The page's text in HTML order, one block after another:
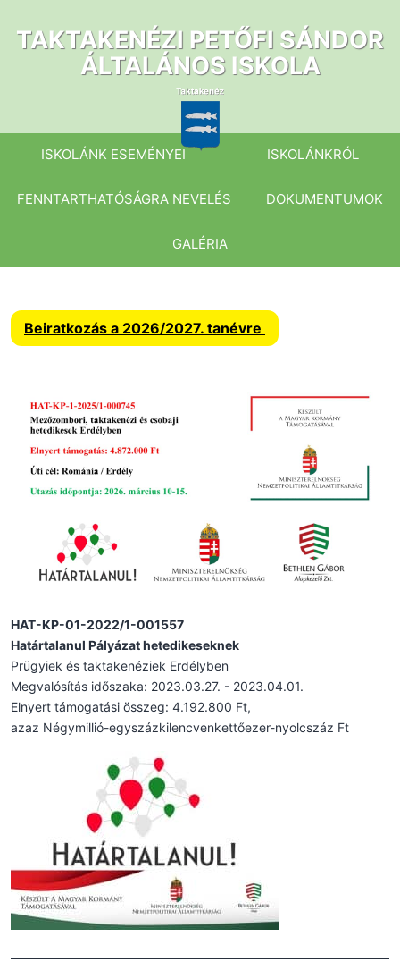
tartalomhoz
TAKTAKENÉZI PETŐFI SÁNDOR
ÁLTALÁNOS ISKOLA
ISKOLÁNK ESEMÉNYEI ISKOLÁNKRÓL
FENNTARTHATÓSÁGRA NEVELÉS DOKUMENTUMOK
GALÉRIA
Beiratkozás a 2026/2027. tanévre
HAT-KP-01-2022/1-001557
Határtalanul Pályázat hetedikeseknek
Prügyiek és taktakenéziek Erdélyben
Megvalósítás időszaka: 2023.03.27. - 2023.04.01.
Elnyert támogatási összeg: 4.192.800 Ft,
azaz Négymillió-egyszázkilencvenkettőezer-nyolcszáz Ft